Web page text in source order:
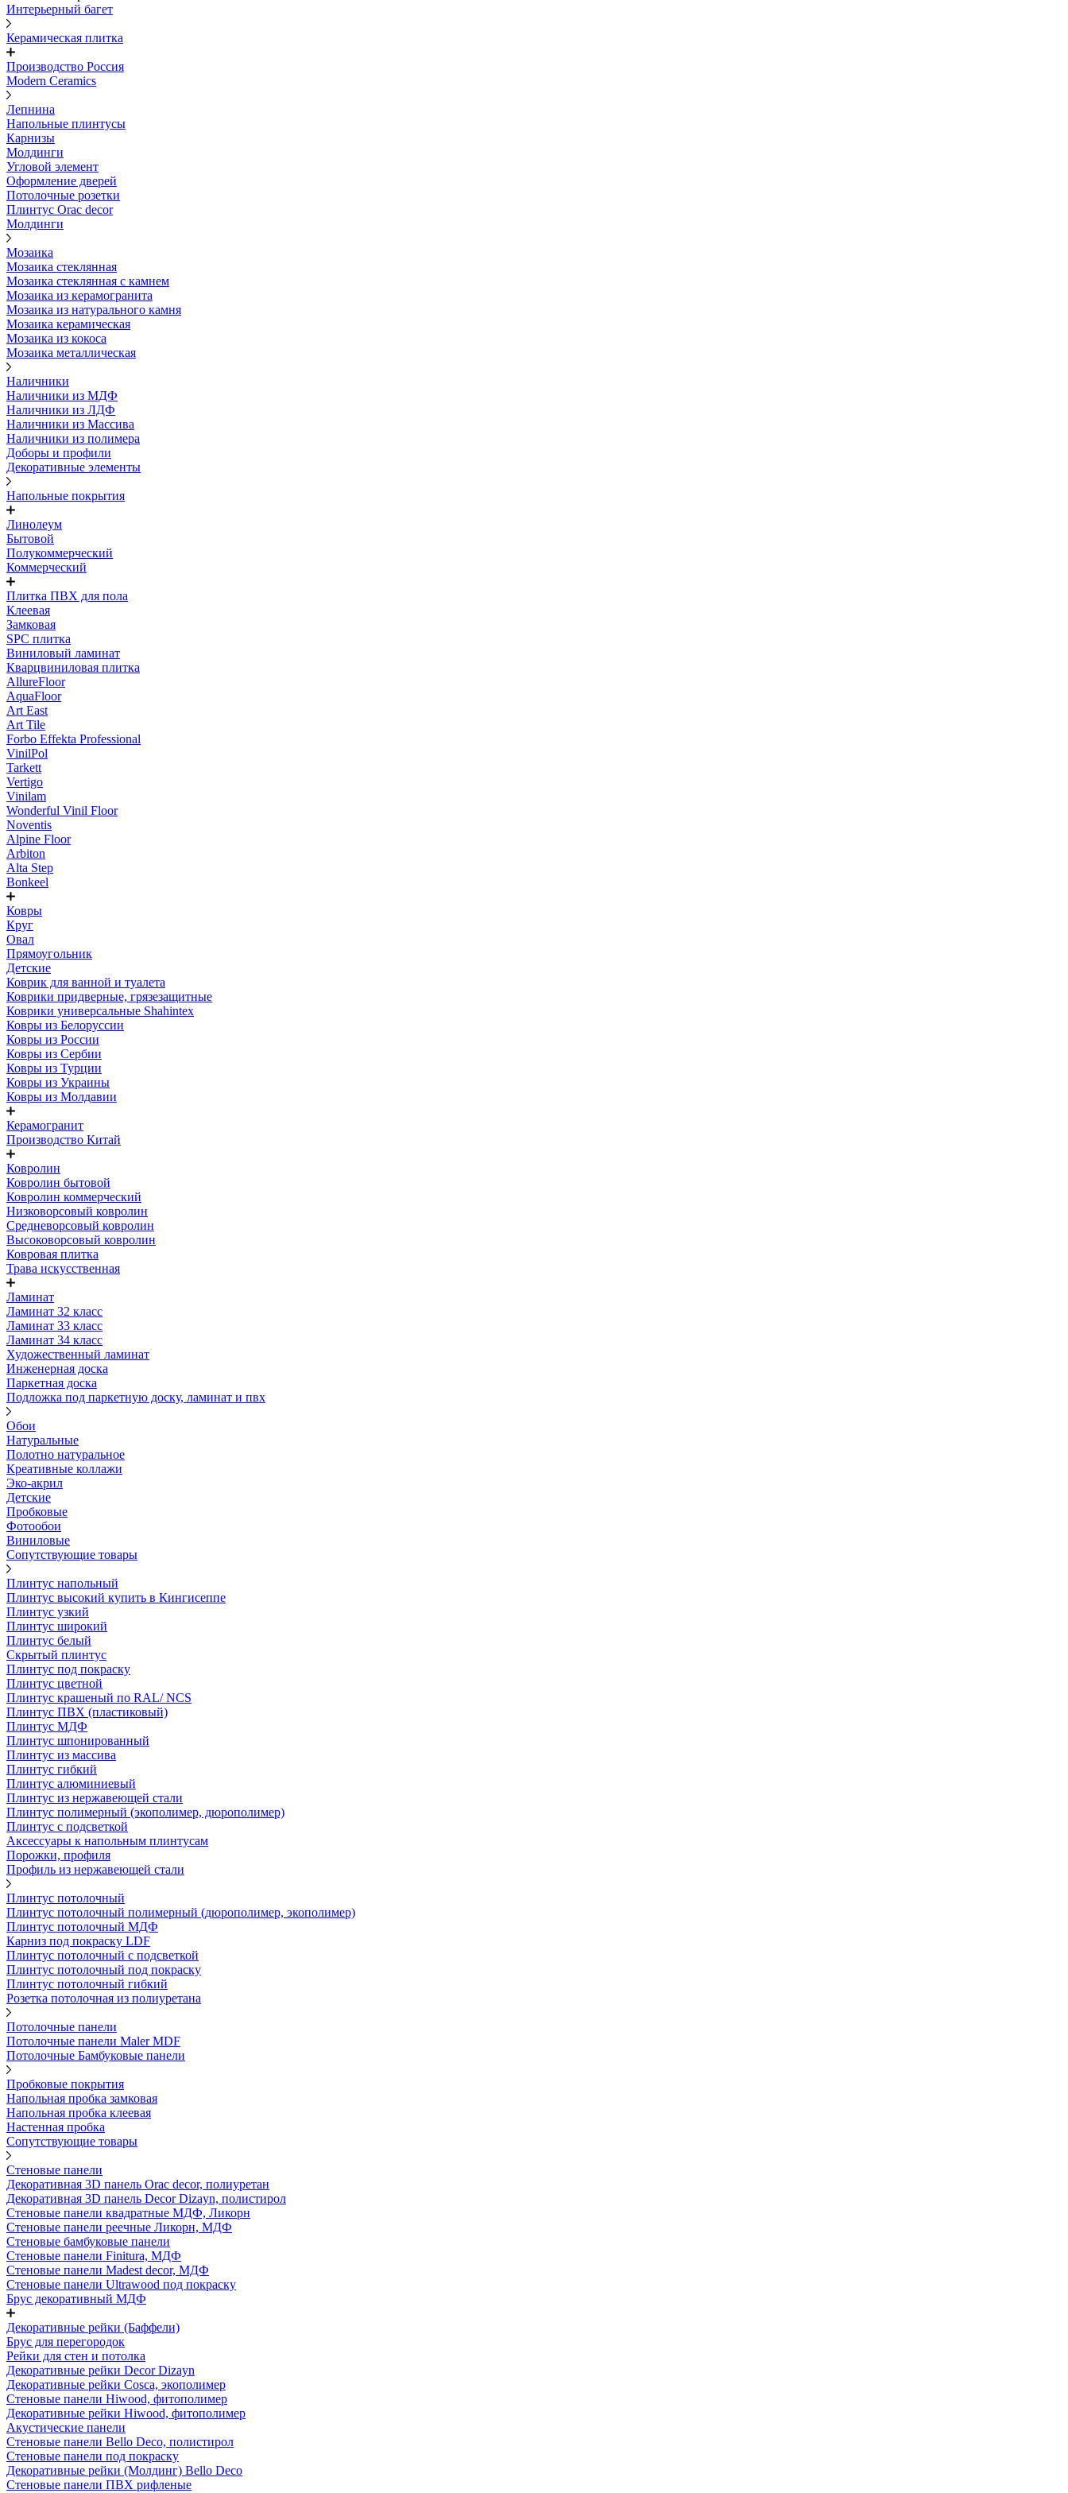
Интерьерный багет
Керамическая плитка
Производство Россия
Modern Ceramics
Лепнина
Напольные плинтусы
Карнизы
Молдинги
Угловой элемент
Оформление дверей
Потолочные розетки
Плинтус Orac decor
Молдинги
Мозаика
Мозаика стеклянная
Мозаика стеклянная с камнем
Мозаика из керамогранита
Мозаика из натурального камня
Мозаика керамическая
Мозаика из кокоса
Мозаика металлическая
Наличники
Наличники из МДФ
Наличники из ЛДФ
Наличники из Массива
Наличники из полимера
Доборы и профили
Декоративные элементы
Напольные покрытия
Линолеум
Бытовой
Полукоммерческий
Коммерческий
Плитка ПВХ для пола
Клеевая
Замковая
SPC плитка
Виниловый ламинат
Кварцвиниловая плитка
AllureFloor
AquaFloor
Art East
Art Tile
Forbo Effekta Professional
VinilPol
Tarkett
Vertigo
Vinilam
Wonderful Vinil Floor
Noventis
Alpine Floor
Arbiton
Alta Step
Bonkeel
Ковры
Круг
Овал
Прямоугольник
Детские
Коврик для ванной и туалета
Коврики придверные, грязезащитные
Коврики универсальные Shahintex
Ковры из Белоруссии
Ковры из России
Ковры из Сербии
Ковры из Турции
Ковры из Украины
Ковры из Молдавии
Керамогранит
Производство Китай
Ковролин
Ковролин бытовой
Ковролин коммерческий
Низковорсовый ковролин
Средневорсовый ковролин
Высоковорсовый ковролин
Ковровая плитка
Трава искусственная
Ламинат
Ламинат 32 класс
Ламинат 33 класс
Ламинат 34 класс
Художественный ламинат
Инженерная доска
Паркетная доска
Подложка под паркетную доску, ламинат и пвх
Обои
Натуральные
Полотно натуральное
Креативные коллажи
Эко-акрил
Детские
Пробковые
Фотообои
Виниловые
Сопутствующие товары
Плинтус напольный
Плинтус высокий купить в Кингисеппе
Плинтус узкий
Плинтус широкий
Плинтус белый
Скрытый плинтус
Плинтус под покраску
Плинтус цветной
Плинтус крашеный по RAL/ NCS
Плинтус ПВХ (пластиковый)
Плинтус МДФ
Плинтус шпонированный
Плинтус из массива
Плинтус гибкий
Плинтус алюминиевый
Плинтус из нержавеющей стали
Плинтус полимерный (экополимер, дюрополимер)
Плинтус с подсветкой
Аксессуары к напольным плинтусам
Порожки, профиля
Профиль из нержавеющей стали
Плинтус потолочный
Плинтус потолочный полимерный (дюрополимер, экополимер)
Плинтус потолочный МДФ
Карниз под покраску LDF
Плинтус потолочный с подсветкой
Плинтус потолочный под покраску
Плинтус потолочный гибкий
Розетка потолочная из полиуретана
Потолочные панели
Потолочные панели Maler MDF
Потолочные Бамбуковые панели
Пробковые покрытия
Напольная пробка замковая
Напольная пробка клеевая
Настенная пробка
Сопутствующие товары
Стеновые панели
Декоративная 3D панель Orac decor, полиуретан
Декоративная 3D панель Decor Dizayn, полистирол
Стеновые панели квадратные МДФ, Ликорн
Стеновые панели реечные Ликорн, МДФ
Стеновые бамбуковые панели
Стеновые панели Finitura, МДФ
Стеновые панели Madest decor, МДФ
Стеновые панели Ultrawood под покраску
Брус декоративный МДФ
Декоративные рейки (Баффели)
Брус для перегородок
Рейки для стен и потолка
Декоративные рейки Decor Dizayn
Декоративные рейки Cosca, экополимер
Стеновые панели Hiwood, фитополимер
Декоративные рейки Hiwood, фитополимер
Акустические панели
Стеновые панели Bello Deco, полистирол
Стеновые панели под покраску
Декоративные рейки (Молдинг) Bello Deco
Стеновые панели ПВХ рифленые